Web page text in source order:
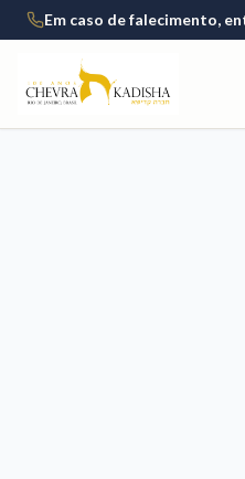
Em caso de falecimento,